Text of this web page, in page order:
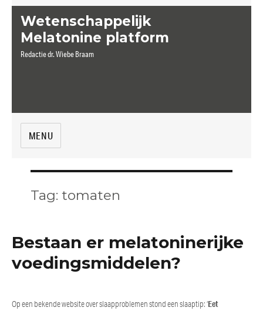
Wetenschappelijk
Melatonine platform
Redactie dr. Wiebe Braam
MENU
Tag: tomaten
Bestaan er melatoninerijke
voedingsmiddelen?
Op een bekende website over slaapproblemen stond een slaaptip: ‘Eet